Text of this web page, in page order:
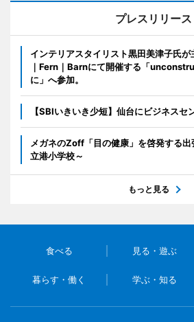
プレスリリース
インテリアスタイリスト黒田美津子氏
｜Fern｜Barnにて開催する「
に」へ参加。
【SBIいきいき少短】仙台にビジネスセ
メガネのZoff「目の健康」を啓発する
立港小学校～
もっと見る
食べる 見る・遊ぶ
暮らす・働く 学ぶ・知る